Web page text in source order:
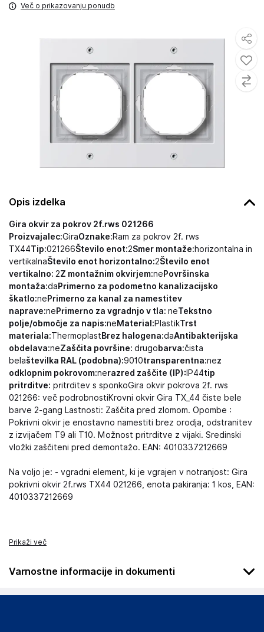
Opis izdelka
Gira okvir za pokrov 2f.rws 021266
Proizvajalec:GiraOznake:Ram za pokrov 2f. rws
TX44Tip:021266Število enot:2Smer montaže:horizontalna in
vertikalnaŠtevilo enot horizontalno:2Število enot
vertikalno: 2Z montažnim okvirjem:nePovršinska
montaža:daPrimerno za podometno kanalizacijsko
škatlo:nePrimerno za kanal za namestitev
naprave:nePrimerno za vgradnjo v tla: neTekstno
polje/območje za napis:neMaterial:PlastikTrst
materiala:ThermoplastBrez halogena:daAntibakterijska
obdelava:neZaščita površine: drugobarva:čista
belaštevilka RAL (podobna):9010transparentna:nez
odklopnim pokrovom:nerazred zaščite (IP): IP44tip
pritrditve: pritrditev s sponkoGira okvir pokrova 2f. rws
021266: več podrobnostiKrovni okvir Gira TX_44 čiste bele
barve 2-gang Lastnosti: Zaščita pred zlomom. Opombe :
Pokrivni okvir je enostavno namestiti brez orodja, odstranitev
z izvijačem T9 ali T10. Možnost pritrditve z vijaki. Sredinski
vložki zaščiteni pred demontažo. EAN: 4010337212669
Na voljo je: - vgradni element, ki je vgrajen v notranjost: Gira
pokrivni okvir 2f.rws TX44 021266, enota pakiranja: 1 kos, EAN:
4010337212669
Prikaži več
Varnostne informacije in dokumenti
Podatki o proizvajalcu
Več o prikazovanju ponudb